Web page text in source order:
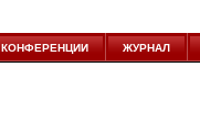
КОНФЕРЕНЦИИ ЖУРНАЛ